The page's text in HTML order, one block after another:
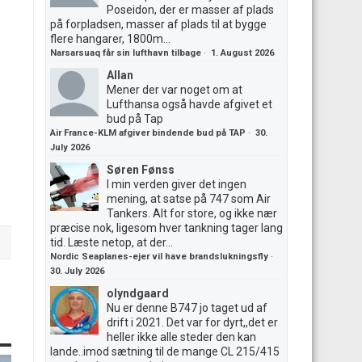
Poseidon, der er masser af plads
på forpladsen, masser af plads til at bygge
flere hangarer, 1800m...
Narsarsuaq får sin lufthavn tilbage · 1. August 2026
Allan
Mener der var noget om at
Lufthansa også havde afgivet et
bud på Tap
Air France-KLM afgiver bindende bud på TAP · 30.
July 2026
Søren Fønss
I min verden giver det ingen
mening, at satse på 747 som Air
Tankers. Alt for store, og ikke nær
præcise nok, ligesom hver tankning tager lang
tid. Læste netop, at der...
Nordic Seaplanes-ejer vil have brandslukningsfly ·
30. July 2026
olyndgaard
Nu er denne B747 jo taget ud af
drift i 2021. Det var for dyrt,,det er
heller ikke alle steder den kan
lande..imod sætning til de mange CL 215/415